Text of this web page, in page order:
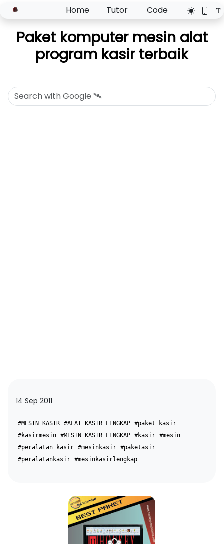
Home Tutor Code
Paket komputer mesin alat
program kasir terbaik
14 Sep 2011
#MESIN KASIR #ALAT KASIR LENGKAP #paket kasir
#kasirmesin #MESIN KASIR LENGKAP #kasir #mesin
#peralatan kasir #mesinkasir #paketasir
#peralatankasir #mesinkasirlengkap